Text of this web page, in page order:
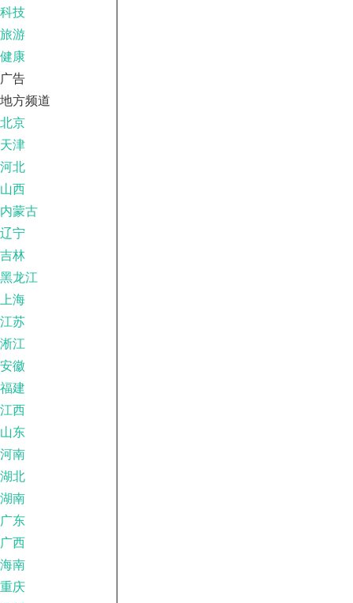
科技
旅游
健康
广告
地方频道
北京
天津
河北
山西
内蒙古
辽宁
吉林
黑龙江
上海
江苏
淅江
安徽
福建
江西
山东
河南
湖北
湖南
广东
广西
海南
重庆